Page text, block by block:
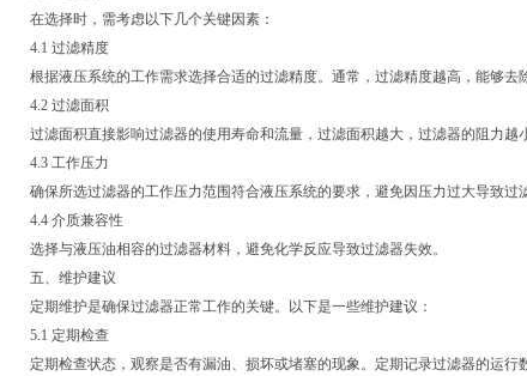
在选择时，需考虑以下几个关键因素：
4.1 过滤精度
根据液压系统的工作需求选择合适的过滤精度。通常，过滤精度越高，能够去
4.2 过滤面积
过滤面积直接影响过滤器的使用寿命和流量，过滤面积越大，过滤器的阻力越
4.3 工作压力
确保所选过滤器的工作压力范围符合液压系统的要求，避免因压力过大导致过
4.4 介质兼容性
选择与液压油相容的过滤器材料，避免化学反应导致过滤器失效。
五、维护建议
定期维护是确保过滤器正常工作的关键。以下是一些维护建议：
5.1 定期检查
定期检查状态，观察是否有漏油、损坏或堵塞的现象。定期记录过滤器的运行